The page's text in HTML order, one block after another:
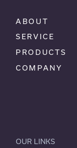
ABOUT
SERVICE
PRODUCTS
COMPANY
OUR LINKS